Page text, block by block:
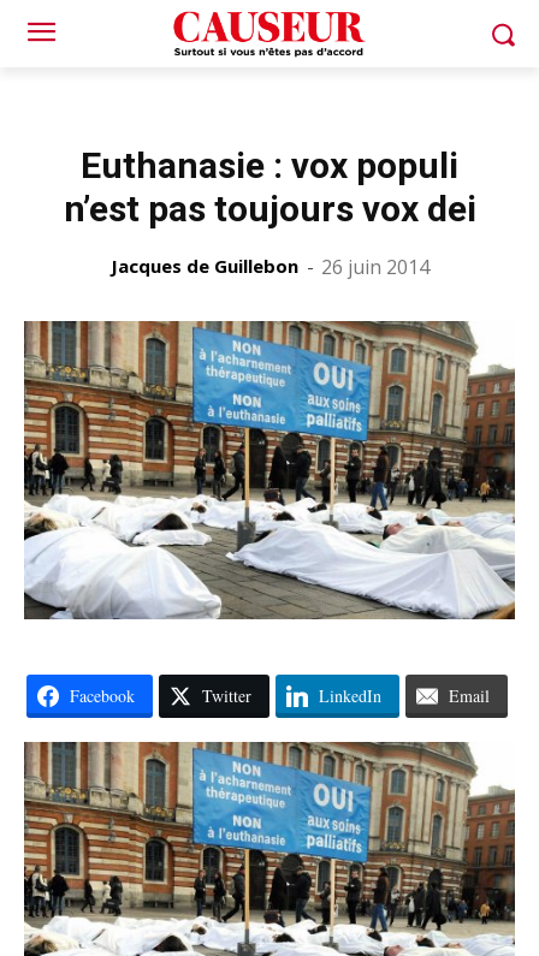
Euthanasie : vox populi
n’est pas toujours vox dei
Jacques de Guillebon - 26 juin 2014
Facebook Twitter LinkedIn Email